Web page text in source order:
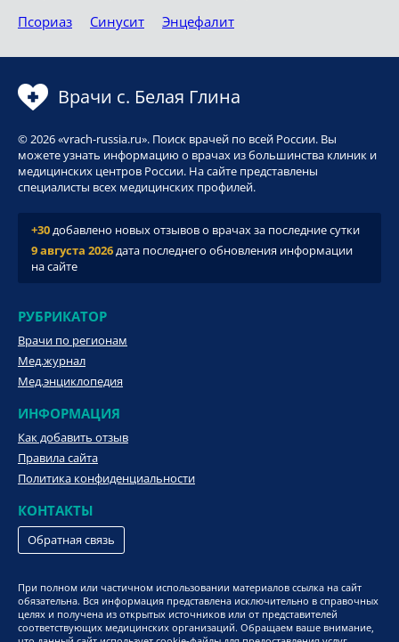
Псориаз
Синусит Энцефалит
Врачи с. Белая Глина
© 2026 «vrach-russia.ru». Поиск врачей по всей России. Вы
можете узнать информацию о врачах из большинства клиник и
медицинских центров России. На сайте представлены
специалисты всех медицинских профилей.
+30добавлено новых отзывов о врачах за последние сутки
9 августа 2026дата последнего обновления информации
на сайте
РУБРИКАТОР
Врачи по регионам
Мед.журнал
Мед.энциклопедия
ИНФОРМАЦИЯ
Как добавить отзыв
Правила сайта
Политика конфиденциальности
КОНТАКТЫ
Обратная связь
При полном или частичном использовании материалов ссылка на сайт
обязательна. Вся информация представлена исключительно в справочных
целях и получена из открытых источников или от представителей
соответствующих медицинских организаций. Обращаем ваше внимание,